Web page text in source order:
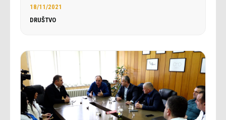
18/11/2021
DRUŠTVO